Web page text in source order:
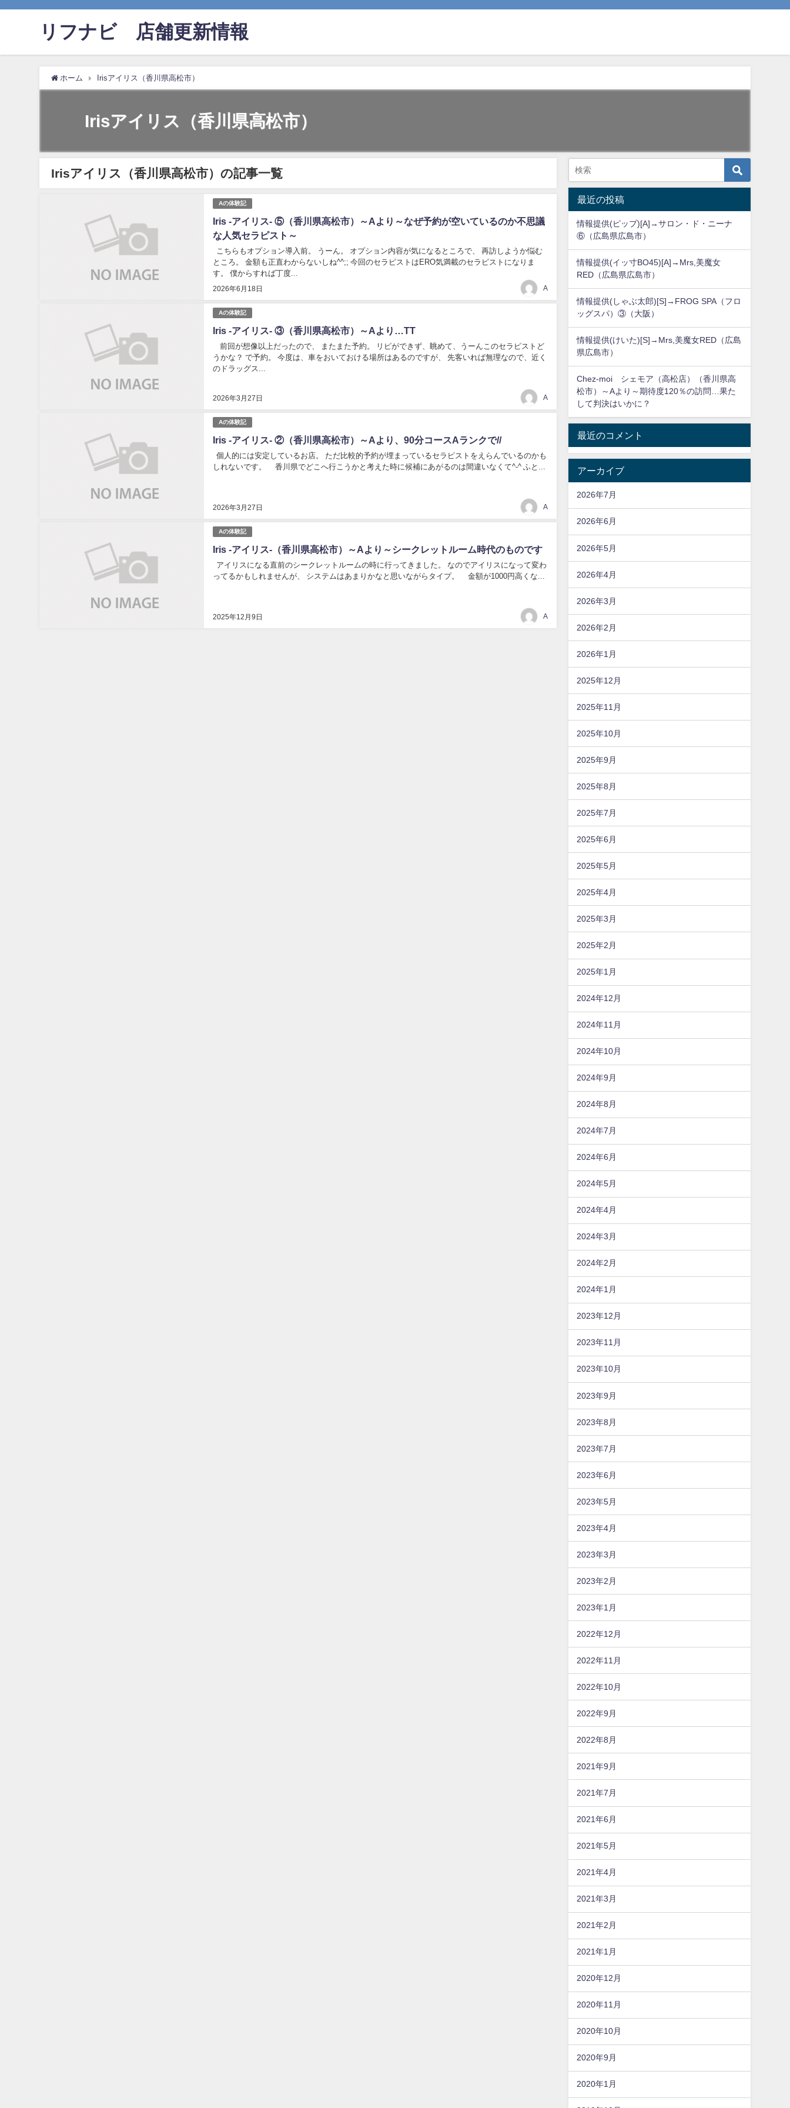
リフナビ®店舗更新情報
ホーム Irisアイリス（香川県高松市）
Irisアイリス（香川県高松市）
Irisアイリス（香川県高松市）の記事一覧
Aの体験記
Iris -アイリス- ⑤（香川県高松市）～Aより～なぜ予約が空いているのか不思議
な人気セラピスト～
2026年6月18日
こちらもオプション導入前。 うーん。 オプション内容が気になるところで、 再訪しようか悩む
ところ。 金額も正直わからないしね^^;; 今回のセラピストはERO気満載のセラピストになりま
す。 僕からすれば丁度...
A
Aの体験記
Iris -アイリス- ③（香川県高松市）～Aより…TT
2026年3月27日
前回が想像以上だったので、 またまた予約。 リピができず、眺めて、うーんこのセラピストど
うかな？ で予約。 今度は、車をおいておける場所はあるのですが、 先客いれば無理なので、近く
のドラッグス...
A
Aの体験記
Iris -アイリス- ②（香川県高松市）～Aより、90分コースAランクで//
2026年3月27日
個人的には安定しているお店。 ただ比較的予約が埋まっているセラピストをえらんでいるのかも
しれないです。 香川県でどこへ行こうかと考えた時に候補にあがるのは間違いなくて^-^ ふと...
A
Aの体験記
Iris -アイリス-（香川県高松市）～Aより～シークレットルーム時代のものです
2025年12月9日
アイリスになる直前のシークレットルームの時に行ってきました。 なのでアイリスになって変わ
ってるかもしれませんが、 システムはあまりかなと思いながらタイプ。 金額が1000円高くな...
A
最近の投稿
情報提供(ピップ)[A]→サロン・ド・ニーナ
⑥（広島県広島市）
情報提供(イッ寸BO45)[A]→Mrs,美魔女
RED（広島県広島市）
情報提供(しゃぶ太郎)[S]→FROG SPA（フロ
ッグスパ）③（大阪）
情報提供(けいた)[S]→Mrs,美魔女RED（広島
県広島市）
Chez-moi シェモア（高松店）（香川県高
松市）～Aより～期待度120％の訪問…果た
して判決はいかに？
最近のコメント
アーカイブ
2026年7月
2026年6月
2026年5月
2026年4月
2026年3月
2026年2月
2026年1月
2025年12月
2025年11月
2025年10月
2025年9月
2025年8月
2025年7月
2025年6月
2025年5月
2025年4月
2025年3月
2025年2月
2025年1月
2024年12月
2024年11月
2024年10月
2024年9月
2024年8月
2024年7月
2024年6月
2024年5月
2024年4月
2024年3月
2024年2月
2024年1月
2023年12月
2023年11月
2023年10月
2023年9月
2023年8月
2023年7月
2023年6月
2023年5月
2023年4月
2023年3月
2023年2月
2023年1月
2022年12月
2022年11月
2022年10月
2022年9月
2022年8月
2021年9月
2021年7月
2021年6月
2021年5月
2021年4月
2021年3月
2021年2月
2021年1月
2020年12月
2020年11月
2020年10月
2020年9月
2020年1月